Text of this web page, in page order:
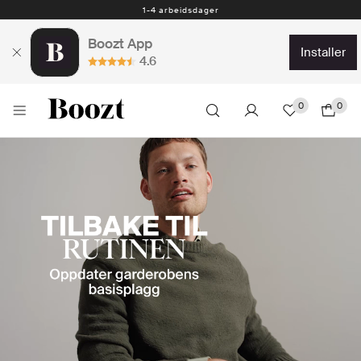
1-4 arbeidsdager
Gratis retur innen 30 dager - Forhåndsbetalt returetikett
Boozt App
4.6
installer
0 0